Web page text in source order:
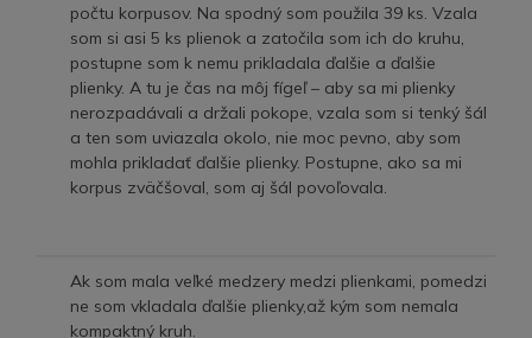
počtu korpusov. Na spodný som použila 39 ks. Vzala
som si asi 5 ks plienok a zatočila som ich do kruhu,
postupne som k nemu prikladala ďalšie a ďalšie
plienky. A tu je čas na môj fígeľ – aby sa mi plienky
nerozpadávali a držali pokope, vzala som si tenký šál
a ten som uviazala okolo, nie moc pevno, aby som
mohla prikladať ďalšie plienky. Postupne, ako sa mi
korpus zväčšoval, som aj šál povoľovala.
Ak som mala veľké medzery medzi plienkami, pomedzi
ne som vkladala ďalšie plienky,až kým som nemala
kompaktný kruh.